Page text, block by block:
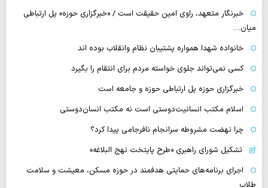
خبرنگار متعهد، راوی امین حقیقت است / «خبرگزاری حوزه» پل ارتباطی
میان…
خانواده شهدا همواره پشتیبان نظام وانقلاب بوده اند
کسی نمی‌تواند جلوی خواسته مردم برای انتقام را بگیرد
خبرگزاری حوزه پل ارتباطی حوزه و جامعه است
اسلام مکتب انسانیت‌دوستی است نه مکتب انسان‌دوستی
چرا نهضت مشروطه سرانجام نافرجامی پیدا کرد؟
تشکیل شورای راهبری «طرح پایتخت نهج البلاغه»
اجرای برنامه‌های حمایتی هدفمند در حوزه مسکن، معیشت و سلامت
طلاب